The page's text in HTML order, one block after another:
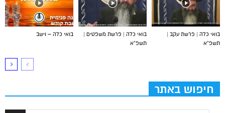
בואי כלה – וישב
בואי כלה | פרשת משפטים |
תשפ”א
בואי כלה | פרשת עקב |
תשפ”א
חיפוש באתר